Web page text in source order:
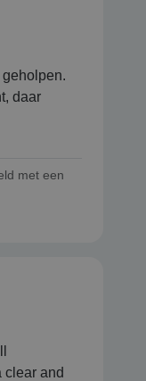
daar
met een
clear and